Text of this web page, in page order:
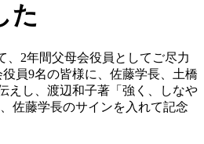
た
、2年間父母会役員としてご尽力
員9名の皆様に、佐藤学長、土橋
えし、渡辺和子著「強く、しなや
佐藤学長のサインを入れて記念